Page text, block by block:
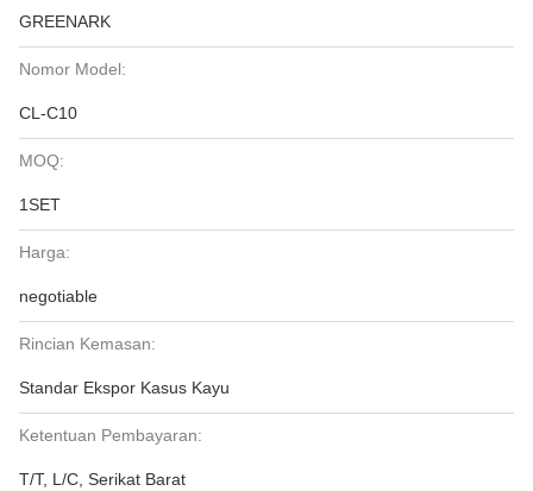
GREENARK
Nomor Model:
CL-C10
MOQ:
1SET
Harga:
negotiable
Rincian Kemasan:
Standar Ekspor Kasus Kayu
Ketentuan Pembayaran:
T/T, L/C, Serikat Barat